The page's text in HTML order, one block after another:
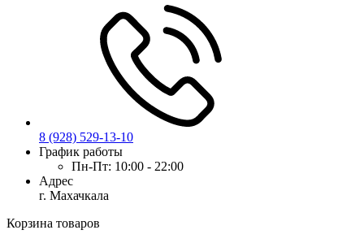
8 (928) 529-13-10
График работы
Пн-Пт: 10:00 - 22:00
Адрес
г. Махачкала
Корзина товаров